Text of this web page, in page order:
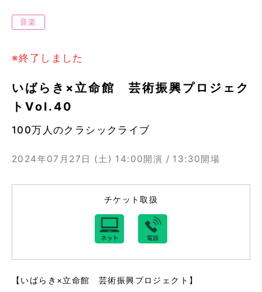
音楽
※終了しました
いばらき×立命館 芸術振興プロジェク
トVol.40
100万人のクラシックライブ
2024年07月27日 (土) 14:00開演 / 13:30開場
チケット取扱
【いばらき×立命館 芸術振興プロジェクト】